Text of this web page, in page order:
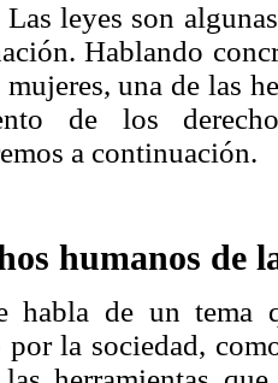
leyes son
Hablando
una de las
de los
a continuación.
humanos de
habla de un tema
por la sociedad,